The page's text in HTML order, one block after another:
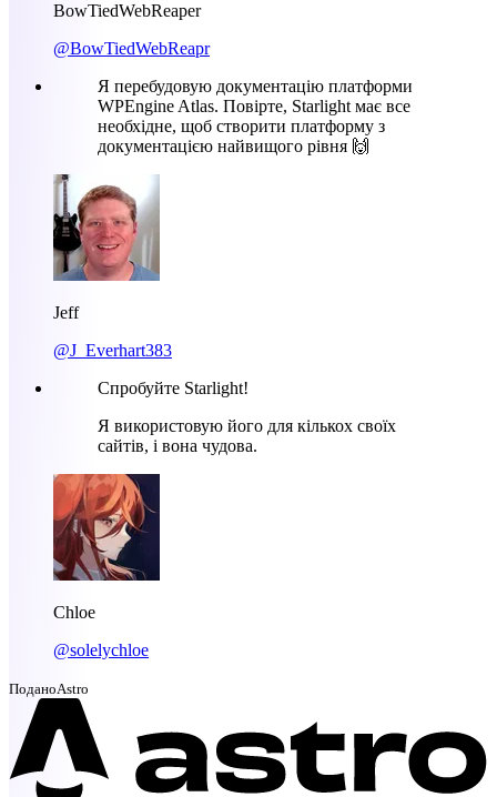
BowTiedWebReaper
@BowTiedWebReapr
Я перебудовую документацію платформи
WPEngine Atlas. Повірте, Starlight має все
необхідне, щоб створити платформу з
документацією найвищого рівня 🙌
Jeff
@J_Everhart383
Спробуйте Starlight!
Я використовую його для кількох своїх
сайтів, і вона чудова.
Chloe
@solelychloe
ПоданоAstro